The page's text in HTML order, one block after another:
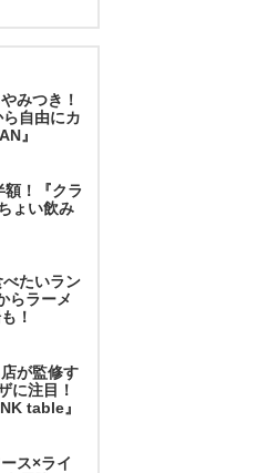
みつき！
自由にカ
』
額！『クラ
ょい飲み
べたいラン
らラーメ
！
が監修す
に注目！
table』
ス×ライ